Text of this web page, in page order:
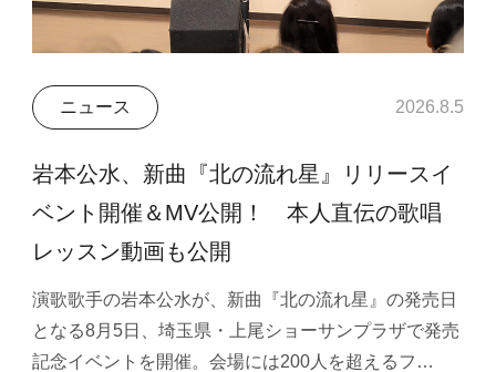
ニュース 2026.8.5
岩本公水、新曲『北の流れ星』リリースイ
ベント開催＆MV公開！ 本人直伝の歌唱
レッスン動画も公開
演歌歌手の岩本公水が、新曲『北の流れ星』の発売日
となる8月5日、埼玉県・上尾ショーサンプラザで発売
記念イベントを開催。会場には200人を超えるフ…